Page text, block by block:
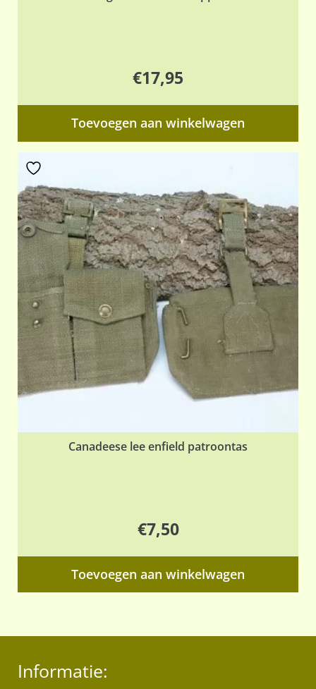
€17,95
Toevoegen aan winkelwagen
Canadeese lee enfield patroontas
€7,50
Toevoegen aan winkelwagen
Informatie: